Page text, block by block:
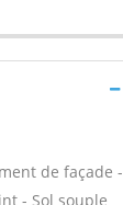
de façade -
- Sol souple